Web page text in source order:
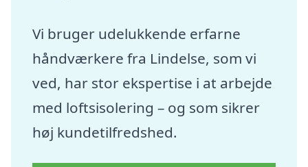
Vi bruger udelukkende erfarne
håndværkere fra Lindelse, som vi
ved, har stor ekspertise i at arbejde
med loftsisolering – og som sikrer
høj kundetilfredshed.